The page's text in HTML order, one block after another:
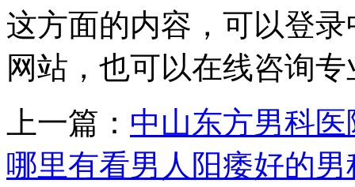
这方面的内容，可以登
网站，也可以在线咨询
上一篇： 中山东方男科
哪里有看男人阳痿好的男